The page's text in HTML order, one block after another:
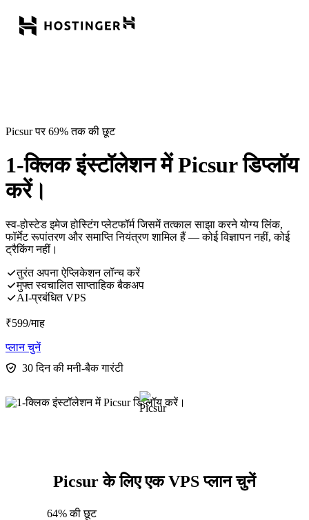
Picsur पर 69% तक की छूट
1-क्लिक इंस्टॉलेशन में Picsur डिप्लॉय
करें।
स्व-होस्टेड इमेज होस्टिंग प्लेटफॉर्म जिसमें तत्काल साझा करने योग्य लिंक,
फॉर्मेट रूपांतरण और समाप्ति नियंत्रण शामिल हैं — कोई विज्ञापन नहीं, कोई
ट्रैकिंग नहीं।
तुरंत अपना ऐप्लिकेशन लॉन्च करें
मुफ्त स्वचालित साप्ताहिक बैकअप
AI-प्रबंधित VPS
₹599/माह
प्लान चुनें
30 दिन की मनी-बैक गारंटी
Picsur के लिए एक VPS प्लान चुनें
64% की छूट